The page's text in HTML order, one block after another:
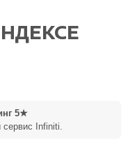
5★
Infiniti.